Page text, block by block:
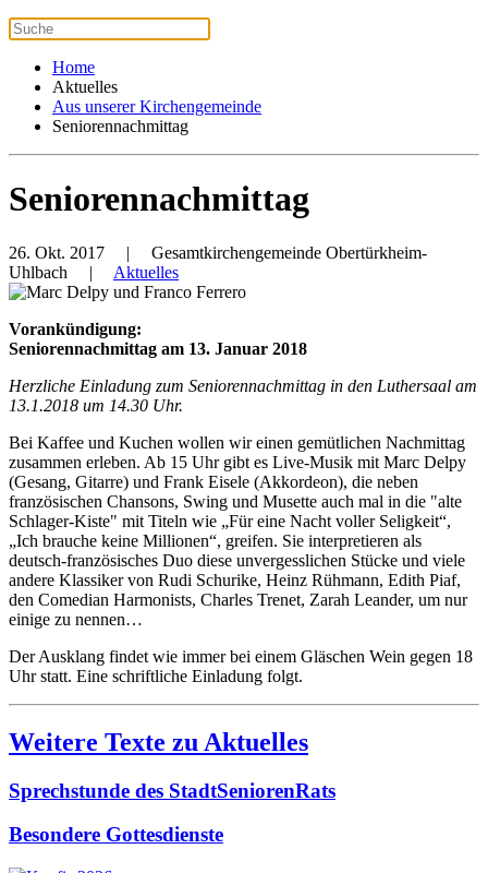
Home
Aktuelles
Aus unserer Kirchengemeinde
Seniorennachmittag
Seniorennachmittag
26. Okt. 2017 | Gesamtkirchengemeinde Obertürkheim-
Uhlbach | Aktuelles
Vorankündigung:
Seniorennachmittag am 13. Januar 2018
Herzliche Einladung zum Seniorennachmittag in den Luthersaal am
13.1.2018 um 14.30 Uhr.
Bei Kaffee und Kuchen wollen wir einen gemütlichen Nachmittag
zusammen erleben. Ab 15 Uhr gibt es Live-Musik mit Marc Delpy
(Gesang, Gitarre) und Frank Eisele (Akkordeon), die neben
französischen Chansons, Swing und Musette auch mal in die "alte
Schlager-Kiste" mit Titeln wie „Für eine Nacht voller Seligkeit“,
„Ich brauche keine Millionen“, greifen. Sie interpretieren als
deutsch-französisches Duo diese unvergesslichen Stücke und viele
andere Klassiker von Rudi Schurike, Heinz Rühmann, Edith Piaf,
den Comedian Harmonists, Charles Trenet, Zarah Leander, um nur
einige zu nennen…
Der Ausklang findet wie immer bei einem Gläschen Wein gegen 18
Uhr statt. Eine schriftliche Einladung folgt.
Weitere Texte zu Aktuelles
Sprechstunde des StadtSeniorenRats
Besondere Gottesdienste